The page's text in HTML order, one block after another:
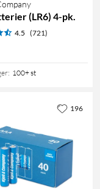
(LR6) 4-pk.
4.5 (721)
: 100+ st
196